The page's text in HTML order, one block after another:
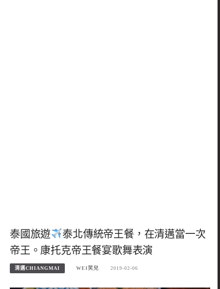
泰國旅遊
泰北傳統帝王餐，在清邁當一次
帝王。康托克帝王餐宴歌舞表演
清邁CHIANGMAI WEI笑兒 2019-02-06